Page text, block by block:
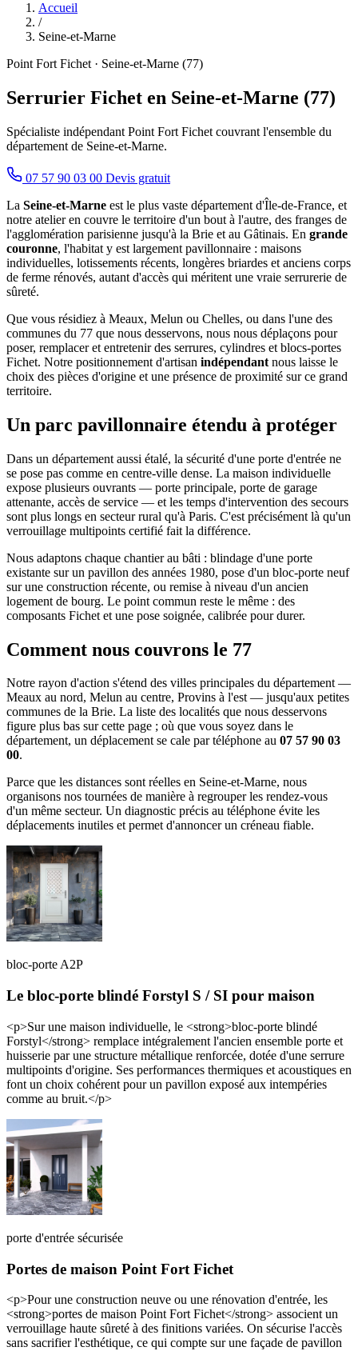
Accueil
/
Seine-et-Marne
Point Fort Fichet · Seine-et-Marne (77)
Serrurier Fichet en Seine-et-Marne (77)
Spécialiste indépendant Point Fort Fichet couvrant l'ensemble du
département de Seine-et-Marne.
07 57 90 03 00 Devis gratuit
La Seine-et-Marne est le plus vaste département d'Île-de-France, et
notre atelier en couvre le territoire d'un bout à l'autre, des franges de
l'agglomération parisienne jusqu'à la Brie et au Gâtinais. En grande
couronne, l'habitat y est largement pavillonnaire : maisons
individuelles, lotissements récents, longères briardes et anciens corps
de ferme rénovés, autant d'accès qui méritent une vraie serrurerie de
sûreté.
Que vous résidiez à Meaux, Melun ou Chelles, ou dans l'une des
communes du 77 que nous desservons, nous nous déplaçons pour
poser, remplacer et entretenir des serrures, cylindres et blocs-portes
Fichet. Notre positionnement d'artisan indépendant nous laisse le
choix des pièces d'origine et une présence de proximité sur ce grand
territoire.
Un parc pavillonnaire étendu à protéger
Dans un département aussi étalé, la sécurité d'une porte d'entrée ne
se pose pas comme en centre-ville dense. La maison individuelle
expose plusieurs ouvrants — porte principale, porte de garage
attenante, accès de service — et les temps d'intervention des secours
sont plus longs en secteur rural qu'à Paris. C'est précisément là qu'un
verrouillage multipoints certifié fait la différence.
Nous adaptons chaque chantier au bâti : blindage d'une porte
existante sur un pavillon des années 1980, pose d'un bloc-porte neuf
sur une construction récente, ou remise à niveau d'un ancien
logement de bourg. Le point commun reste le même : des
composants Fichet et une pose soignée, calibrée pour durer.
Comment nous couvrons le 77
Notre rayon d'action s'étend des villes principales du département —
Meaux au nord, Melun au centre, Provins à l'est — jusqu'aux petites
communes de la Brie. La liste des localités que nous desservons
figure plus bas sur cette page ; où que vous soyez dans le
département, un déplacement se cale par téléphone au 07 57 90 03
00.
Parce que les distances sont réelles en Seine-et-Marne, nous
organisons nos tournées de manière à regrouper les rendez-vous
d'un même secteur. Un diagnostic précis au téléphone évite les
déplacements inutiles et permet d'annoncer un créneau fiable.
bloc-porte A2P
Le bloc-porte blindé Forstyl S / SI pour maison
<p>Sur une maison individuelle, le <strong>bloc-porte blindé
Forstyl</strong> remplace intégralement l'ancien ensemble porte et
huisserie par une structure métallique renforcée, dotée d'une serrure
multipoints d'origine. Ses performances thermiques et acoustiques en
font un choix cohérent pour un pavillon exposé aux intempéries
comme au bruit.</p>
porte d'entrée sécurisée
Portes de maison Point Fort Fichet
<p>Pour une construction neuve ou une rénovation d'entrée, les
<strong>portes de maison Point Fort Fichet</strong> associent un
verrouillage haute sûreté à des finitions variées. On sécurise l'accès
sans sacrifier l'esthétique, ce qui compte sur une façade de pavillon